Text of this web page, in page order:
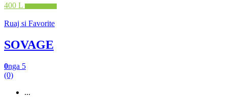
400 L
Ruaj si Favorite
SOVAGE
0nga 5
(0)
...